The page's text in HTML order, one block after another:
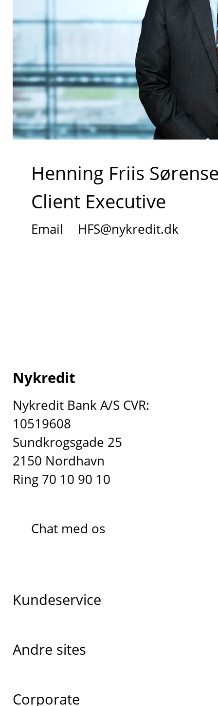
Henning Friis
Client Executive
Email HFS@nykredit.dk
Nykredit
Nykredit Bank A/S CVR:
10519608
Sundkrogsgade 25
2150 Nordhavn
Ring 70 10 90 10
Chat med os
Kundeservice
Andre sites
Corporate